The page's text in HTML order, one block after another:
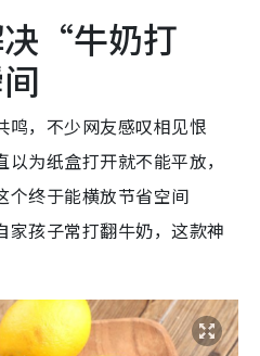
决“牛奶打
鸣，不少网友感叹相见恨
为纸盒打开就不能平放，
个终于能横放节省空间
孩子常打翻牛奶，这款神